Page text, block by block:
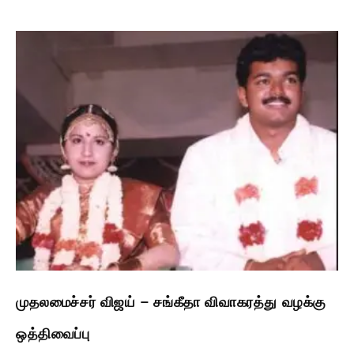
முதலமைச்சர் விஜய் – சங்கீதா விவாகரத்து வழக்கு
ஒத்திவைப்பு